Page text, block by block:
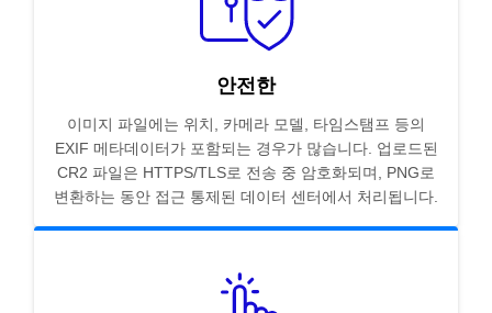
안전한
이미지 파일에는 위치, 카메라 모델, 타임스탬프 등의
EXIF 메타데이터가 포함되는 경우가 많습니다. 업로드된
CR2 파일은 HTTPS/TLS로 전송 중 암호화되며, PNG로
변환하는 동안 접근 통제된 데이터 센터에서 처리됩니다.